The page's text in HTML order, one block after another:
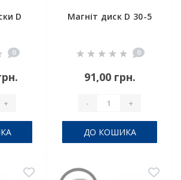
D
0
+
Магніт диск D 30-5
0
91,00 грн.
- +
ДО КОШИКА